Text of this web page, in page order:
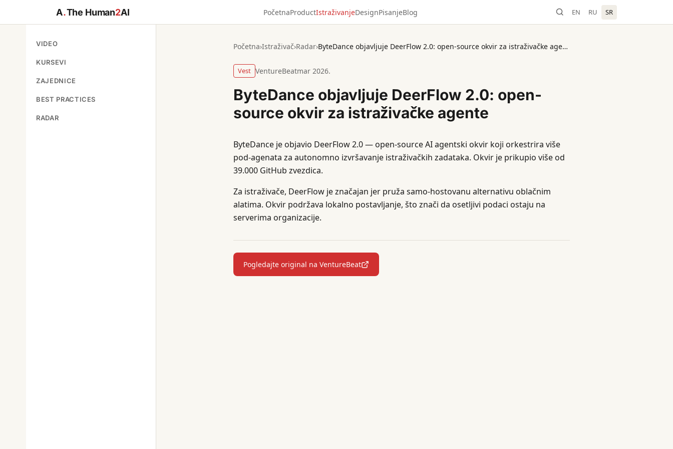
A.The Human2AI PočetnaProductIstraživanjeDesignPisanjeBlog EN RU SR
VIDEO
KURSEVI
ZAJEDNICE
BEST PRACTICES
RADAR
Početna›Istraživač›Radar› ByteDance objavljuje DeerFlow 2.0: open-source okvir za istraživačke agente
Vest VentureBeatmar 2026.
ByteDance objavljuje DeerFlow 2.0: open-
source okvir za istraživačke agente
ByteDance je objavio DeerFlow 2.0 — open-source AI agentski okvir koji orkestrira više
pod-agenata za autonomno izvršavanje istraživačkih zadataka. Okvir je prikupio više od
39.000 GitHub zvezdica.
Za istraživače, DeerFlow je značajan jer pruža samo-hostovanu alternativu oblačnim
alatima. Okvir podržava lokalno postavljanje, što znači da osetljivi podaci ostaju na
serverima organizacije.
Pogledajte original na VentureBeat